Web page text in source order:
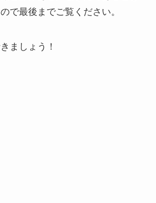
で最後までご覧ください。
ましょう！